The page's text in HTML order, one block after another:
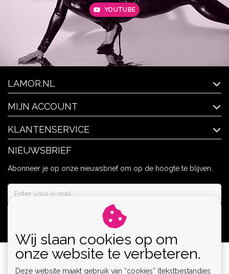
YOUTUBE
LAMOR.NL
MIJN ACCOUNT
KLANTENSERVICE
NIEUWSBRIEF
Abonneer je op onze nieuwsbrief om op de hoogte te blijven.
Wij slaan cookies op om
onze website te verbeteren.
Deze website maakt gebruik van “cookies” (tekstbestandjes